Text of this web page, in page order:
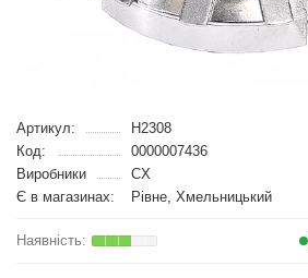
Артикул:
H2308
Код:
0000007436
Виробники
CX
Є в магазинах:
Рівне, Хмельницький